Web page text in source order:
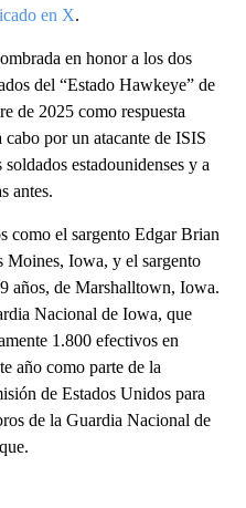
en X.
en honor a los dos
del “Estado Hawkeye” de
de 2025 como respuesta
cabo por un atacante de ISIS
estadounidenses y a
antes.
como el sargento Edgar Brian
Moines, Iowa, y el sargento
años, de Marshalltown, Iowa.
Nacional de Iowa, que
1.800 efectivos en
año como parte de la
de Estados Unidos para
de la Guardia Nacional de